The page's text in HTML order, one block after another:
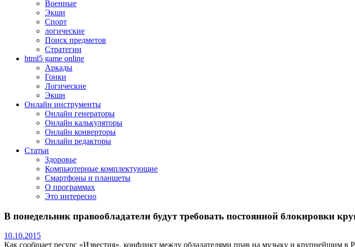
Военные
Экшн
Спорт
логические
Поиск предметов
Стратегии
html5 game online
Аркады
Гонки
Логические
Экшн
Онлайн инструменты
Онлайн генераторы
Онлайн калькуляторы
Онлайн конверторы
Онлайн редакторы
Статьи
Здоровье
Компьютерные комплектующие
Смартфоны и планшеты
О программах
Это интересно
В понедельник правообладатели будут требовать постоянной блокировки
10.10.2015
Как сообщает ресурс «Известия», конфликт между обладателями прав на музыку и крупнейшим в